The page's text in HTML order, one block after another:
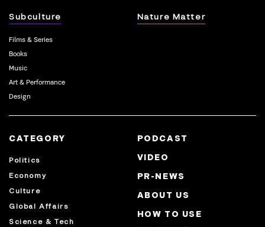
Subculture
Films & Series
Books
Music
Art & Performance
Design
Nature Matter
CATEGORY
Politics
Economy
Culture
Global Affairs
Science & Tech
PODCAST
VIDEO
PR-NEWS
ABOUT US
HOW TO USE